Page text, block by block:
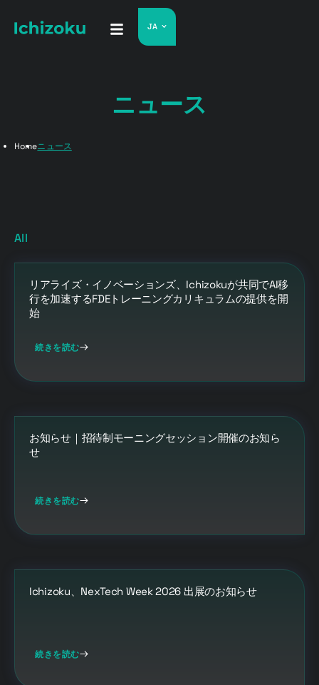
JA
ニュース
Homeニュース
All
リアライズ・イノベーションズ、Ichizokuが共同でAI移
行を加速するFDEトレーニングカリキュラムの提供を開
始
続きを読む
お知らせ｜招待制モーニングセッション開催のお知ら
せ
続きを読む
Ichizoku、NexTech Week 2026 出展のお知らせ
続きを読む